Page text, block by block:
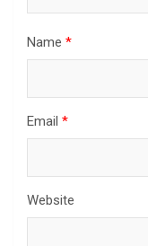
Name *
Email *
Website